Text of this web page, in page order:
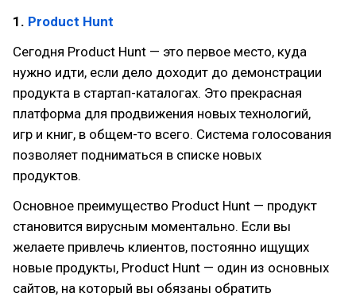
1. Product Hunt
Сегодня Product Hunt — это первое место, куда
нужно идти, если дело доходит до демонстрации
продукта в стартап-каталогах. Это прекрасная
платформа для продвижения новых технологий,
игр и книг, в общем-то всего. Система голосования
позволяет подниматься в списке новых
продуктов.
Основное преимущество Product Hunt — продукт
становится вирусным моментально. Если вы
желаете привлечь клиентов, постоянно ищущих
новые продукты, Product Hunt — один из основных
сайтов, на который вы обязаны обратить